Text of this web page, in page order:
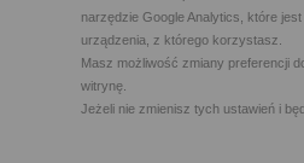
narzędzie Google Analytics, które
urządzenia, z którego korzystasz.
Masz możliwość zmiany preferencji
witrynę.
Jeżeli nie zmienisz tych ustawień i